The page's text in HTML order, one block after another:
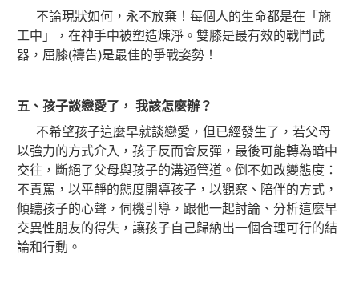
不論現狀如何，永不放棄！每個人的生命都是在「施
工中」，在神手中被塑造煉淨。雙膝是最有效的戰鬥武
器，屈膝(禱告)是最佳的爭戰姿勢！
五、孩子談戀愛了， 我該怎麼辦？
不希望孩子這麼早就談戀愛，但已經發生了，若父母
以強力的方式介入，孩子反而會反彈，最後可能轉為暗中
交往，斷絕了父母與孩子的溝通管道。倒不如改變態度：
不責罵，以平靜的態度開導孩子，以觀察、陪伴的方式，
傾聽孩子的心聲，伺機引導，跟他一起討論、分析這麼早
交異性朋友的得失，讓孩子自己歸納出一個合理可行的結
論和行動。